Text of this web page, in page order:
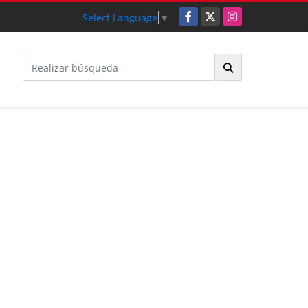
Select Language ▼ Facebook
X Instagram